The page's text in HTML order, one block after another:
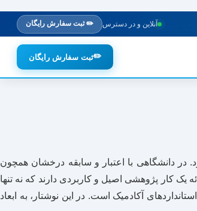
آنلاین و در دسترس ✏️ ثبت سفارش رایگان
✏️ثبت سفارش رایگان
دانشگاهی با اعتبار و سابقه درخشان همچون
یک کار پژوهشی اصیل و کاربردی دارند که نه تنها
آکادمیک است. در این نوشتار، به ابعاد